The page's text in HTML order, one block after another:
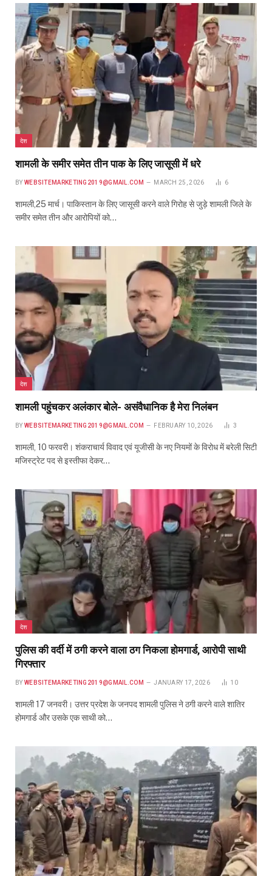
देश
शामली के समीर समेत तीन पाक के लिए जासूसी में धरे
BY WEBSITEMARKETING2019@GMAIL.COM MARCH 25, 2026 6
शामली,25 मार्च। पाकिस्तान के लिए जासूसी करने वाले गिरोह से जुड़े शामली जिले के
समीर समेत तीन और आरोपियों को…
देश
शामली पहुंचकर अलंकार बोले- असंवैधानिक है मेरा निलंबन
BY WEBSITEMARKETING2019@GMAIL.COM FEBRUARY 10, 2026 3
शामली, 10 फरवरी। शंकराचार्य विवाद एवं यूजीसी के नए नियमों के विरोध में बरेली सिटी
मजिस्ट्रेट पद से इस्तीफा देकर…
देश
पुलिस की वर्दी में ठगी करने वाला ठग निकला होमगार्ड, आरोपी साथी
गिरफ्तार
BY WEBSITEMARKETING2019@GMAIL.COM JANUARY 17, 2026 10
शामली 17 जनवरी। उत्तर प्रदेश के जनपद शामली पुलिस ने ठगी करने वाले शातिर
होमगार्ड और उसके एक साथी को…